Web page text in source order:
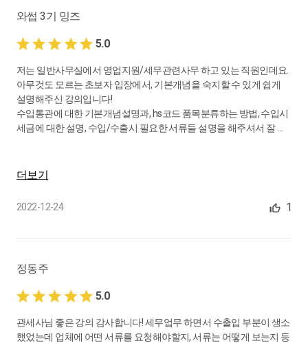
와썹 3기 밍즈
5.0
저는 일반사무실에서 영업지원/세무관련사무 하고 있는 직원인데요.
아무것도 모르는 초보자 입장에서, 기본개념을 숙지할 수 있게 쉽게
설명해주신 강의입니다!
수입통관에 대한 기본개념설명과, hs코드 품목분류하는 방법, 수입시
세금에 대한 설명, 수입/수출시 필요한 서류들 설명을 해주셔서 잘 이
더보기
2022-12-24 1
정동주
5.0
관세사님 좋은 강의 감사합니다! 세무업무 하면서 수출입 부분이 생소
했었는데 업체에 어떤 서류를 요청해야할지, 서류는 어떻게 보는지 등